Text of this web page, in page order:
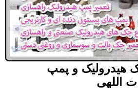
هیدرولیک و پمپ
اللهی